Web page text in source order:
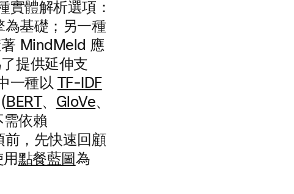
實體解析選項：
為基礎；另一種
MindMeld 應
提供延伸支
一種以
TF-IDF
BERT 、 GloVe、
依賴
前，先快速回顧
點餐藍圖為